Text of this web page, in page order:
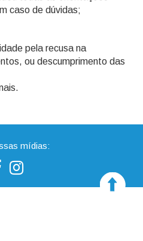
caso de dúvidas;
pela recusa na
ou descumprimento das
mídias: